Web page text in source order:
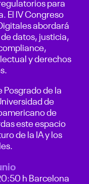
para
El IV Congreso
abordará
datos, justicia,
y derechos
Posgrado de la
de
de
este espacio
de la IA y los
h Barcelona